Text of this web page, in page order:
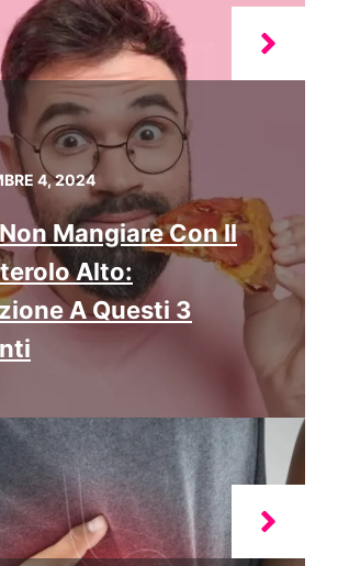
4, 2024
Mangiare Con Il
Alto:
A Questi 3